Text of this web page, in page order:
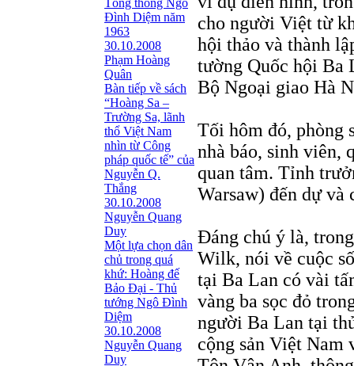
Tổng thống Ngô
Đình Diệm năm
1963
30.10.2008
Phạm Hoàng
Quân
Bàn tiếp về sách
“Hoàng Sa –
Trường Sa, lãnh
thổ Việt Nam
nhìn từ Công
pháp quốc tế” của
Nguyễn Q.
Thắng
30.10.2008
Nguyễn Quang
Duy
Một lựa chọn dân
chủ trong quá
khứ: Hoàng đế
Bảo Đại - Thủ
tướng Ngô Ðình
Diệm
30.10.2008
Nguyễn Quang
Duy
cho người Việt từ
hội thảo và thành
tường Quốc hội Ba
Bộ Ngoại giao Hà
Tối hôm đó, phòng
nhà báo, sinh viên,
quan tâm. Tỉnh
Warsaw) đến dự và
Đáng chú ý là,
Wilk, nói về cuộc
tại Ba Lan có vài
vàng ba sọc đỏ
người Ba Lan tại
cộng sản Việt Nam